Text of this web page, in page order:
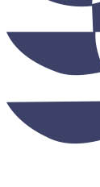
Уборочная